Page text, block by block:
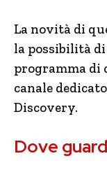
La novità di
la possibilità
programma di
canale
Discovery.
Dove